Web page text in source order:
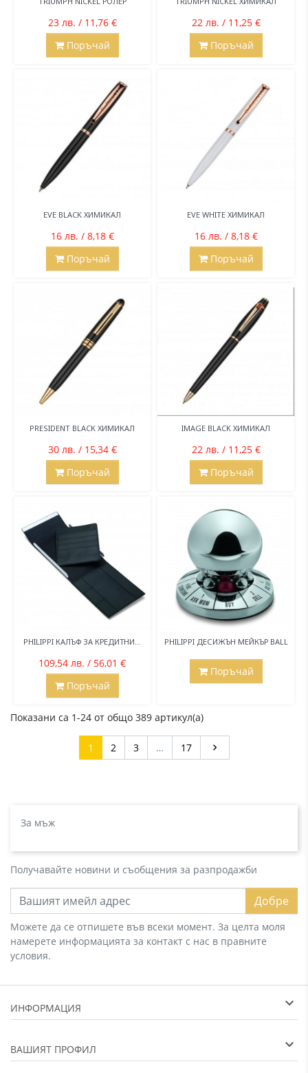
23 лв. / 11,76 €
Поръчай
22 лв. / 11,25 €
Поръчай
EVE BLACK ХИМИКАЛ
16 лв. / 8,18 €
Поръчай
EVE WHITE ХИМИКАЛ
16 лв. / 8,18 €
Поръчай
PRESIDENT BLACK ХИМИКАЛ
30 лв. / 15,34 €
Поръчай
IMAGE BLACK ХИМИКАЛ
22 лв. / 11,25 €
Поръчай
PHILIPPI КАЛЪФ ЗА КРЕДИТНИ...
109,54 лв. / 56,01 €
Поръчай
PHILIPPI ДЕСИЖЪН МЕЙКЪР BALL
Поръчай
Показани са 1-24 от общо 389 артикул(а)
1 2 3 … 17 Напред

За мъж
Получавайте новини и съобщения за разпродажби
Добре
Можете да се отпишете във всеки момент. За целта моля
намерете информацията за контакт с нас в правните
условия.
ИНФОРМАЦИЯ
ВАШИЯТ ПРОФИЛ